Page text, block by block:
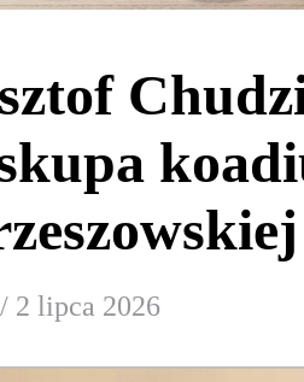
/ 2 lipca 2026